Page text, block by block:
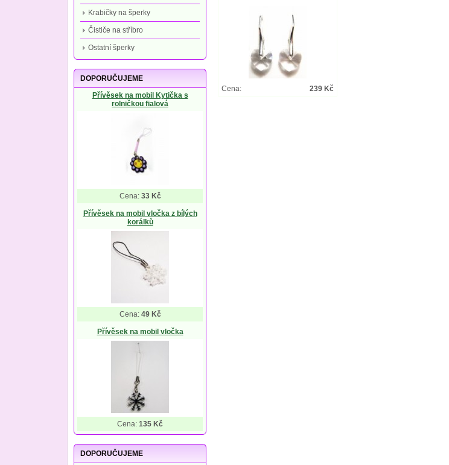
239 Kč
Cena:
Krabičky na šperky
Čističe na stříbro
Ostatní šperky
DOPORUČUJEME
Přívěsek na mobil Kytička s
rolničkou fialová
Cena: 33 Kč
Přívěsek na mobil vločka z bílých
korálků
Cena: 49 Kč
Přívěsek na mobil vločka
Cena: 135 Kč
DOPORUČUJEME